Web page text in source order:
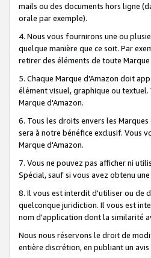
mails ou des documents hors ligne
orale par exemple).
4. Nous vous fournirons une ou
quelque manière que ce soit. Par
retirer des éléments de toute Marque
5. Chaque Marque d'Amazon doit
élément visuel, graphique ou
Marque d'Amazon.
6. Tous les droits envers les
sera à notre bénéfice exclusif. Vous
Marque d'Amazon.
7. Vous ne pouvez pas afficher ni
Spécial, sauf si vous avez obtenu
8. Il vous est interdit d'utiliser ou de
quelconque juridiction. Il vous est
nom d'application dont la similarité
Nous nous réservons le droit de
entière discrétion, en publiant un